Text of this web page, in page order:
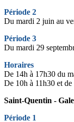
Période 2
Du mardi 2 juin au
Période 3
Du mardi 29
Horaires
De 14h à 17h30 du
De 10h à 11h30 et
Saint-Quentin -
Période 1